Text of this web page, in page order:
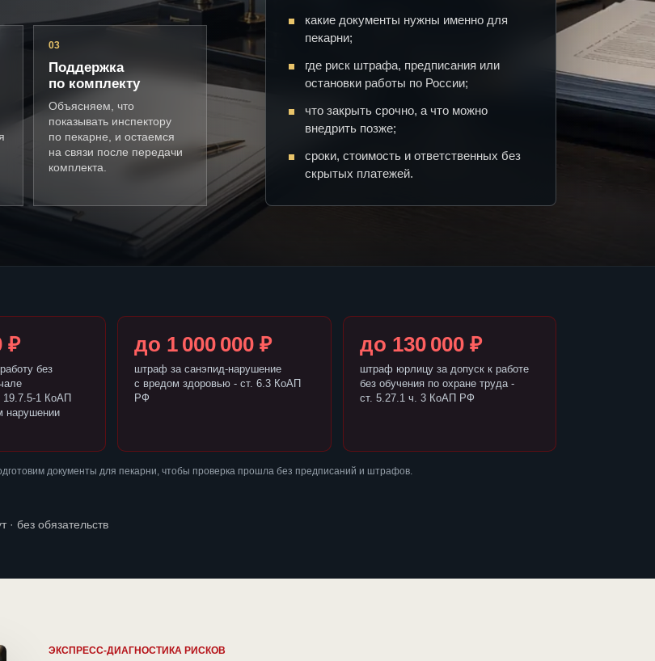
03
Поддержка
по комплекту
Объясняем, что
показывать инспектору
по пекарне, и остаемся
на связи после передачи
комплекта.
какие документы нужны именно для
пекарни;
где риск штрафа, предписания или
остановки работы по России;
что закрыть срочно, а что можно
внедрить позже;
сроки, стоимость и ответственных без
скрытых платежей.
₽
без
19.7.5-1 КоАП
нарушении
до 1 000 000 ₽
штраф за санэпид-нарушение
с вредом здоровью - ст. 6.3 КоАП
РФ
до 130 000 ₽
штраф юрлицу за допуск к работе
без обучения по охране труда -
ст. 5.27.1 ч. 3 КоАП РФ
документы для пекарни, чтобы проверка прошла без предписаний и штрафов.
· без обязательств
ЭКСПРЕСС-ДИАГНОСТИКА РИСКОВ